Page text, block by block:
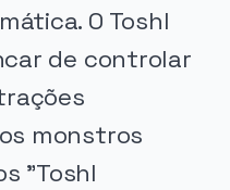
O Toshl
de controlar
monstros
"Toshl